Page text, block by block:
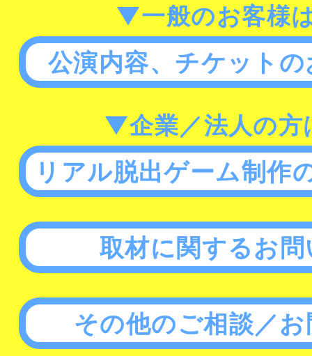
▼一般のお客様
公演内容、チケット
▼企業／法人の方
リアル脱出ゲーム制作
取材に関するお
その他のご相談／